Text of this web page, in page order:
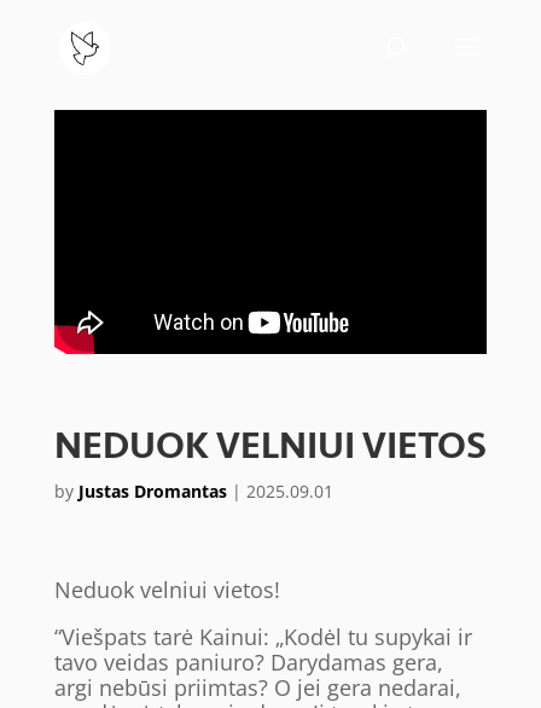
NEDUOK VELNIUI VIETOS
by Justas Dromantas| 2025.09.01
Neduok velniui vietos!
“Viešpats tarė Kainui: „Kodėl tu supykai ir
tavo veidas paniuro? Darydamas gera,
argi nebūsi priimtas? O jei gera nedarai,